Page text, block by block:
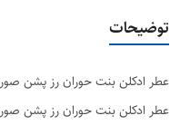
توضیحات
عطر ادکلن بنت حوران رز پشن صورتی ارض